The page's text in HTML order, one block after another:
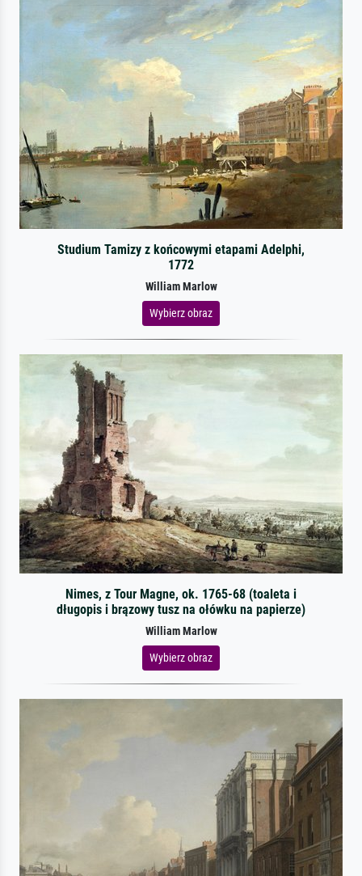
Studium Tamizy z końcowymi etapami Adelphi,
1772
William Marlow
Wybierz obraz
Nimes, z Tour Magne, ok. 1765-68 (toaleta i
długopis i brązowy tusz na ołówku na papierze)
William Marlow
Wybierz obraz